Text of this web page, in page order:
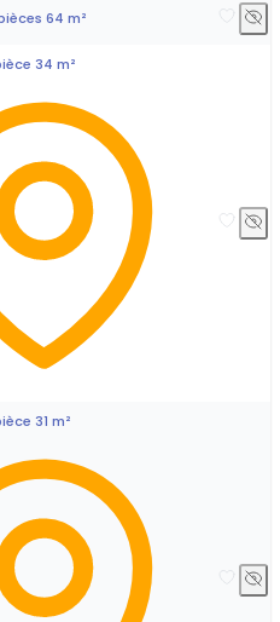
64 m²
34 m²
31 m²